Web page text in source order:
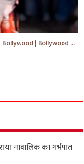
Sani Deol & Preity Zinta visits at Lucknow | Bollywood | Bollywood News | #bollywood #shorts #yt
नाबालिक का गर्भपात